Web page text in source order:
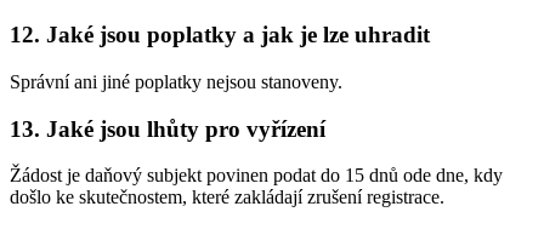
12. Jaké jsou poplatky a jak je lze uhradit
Správní ani jiné poplatky nejsou stanoveny.
13. Jaké jsou lhůty pro vyřízení
Žádost je daňový subjekt povinen podat do 15 dnů ode dne, kdy
došlo ke skutečnostem, které zakládají zrušení registrace.